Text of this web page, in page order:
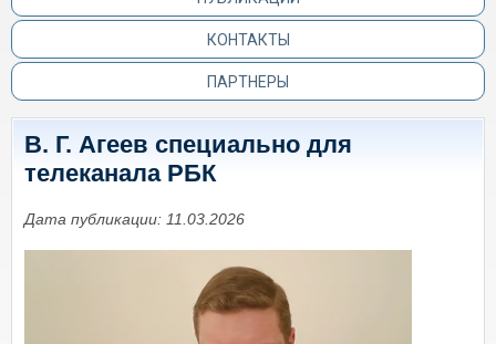
КОНТАКТЫ
ПАРТНЕРЫ
В. Г. Агеев специально для
телеканала РБК
Дата публикации: 11.03.2026